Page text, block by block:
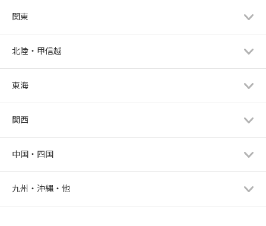
関東
北陸・甲信越
東海
関西
中国・四国
九州・沖縄・他